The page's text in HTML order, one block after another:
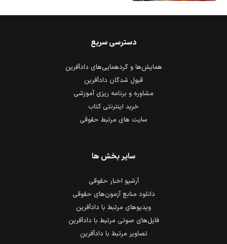
دسترسی سریع
همایش‌ها و گردهمایی‌های دادآفرین
قبول شدگان دادآفرین
مشاوره و برنامه ریزی آموزشی
خرید اینترنتی کتاب
سایت های مرتبط حقوقی
سایر بخش ها
آرشیو اخبار حقوقی
دانلود منابع آزمون‌های حقوقی
ویدیوهای مرتبط با دادآفرین
فایل‌های صوتی مرتبط با دادآفرین
تصاویر مرتبط با دادآفرین